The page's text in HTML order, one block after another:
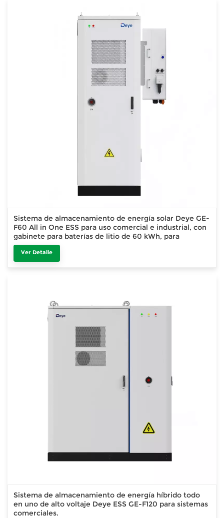
Sistema de almacenamiento de energía solar Deye GE-
F60 All in One ESS para uso comercial e industrial, con
gabinete para baterías de litio de 60 kWh, para
exteriores, 51,2 V, 100 Ah.
Ver Detalle
Sistema de almacenamiento de energía híbrido todo
en uno de alto voltaje Deye ESS GE-F120 para sistemas
comerciales.